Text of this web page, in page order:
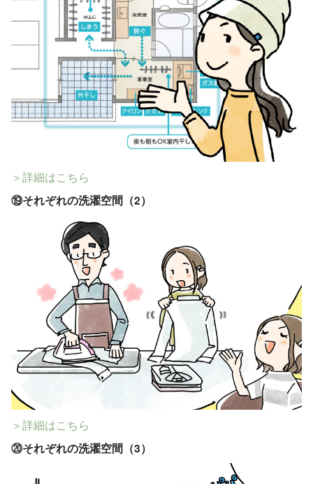
＞詳細はこちら
⑲それぞれの洗濯空間（2）
＞詳細はこちら
⑳それぞれの洗濯空間（3）